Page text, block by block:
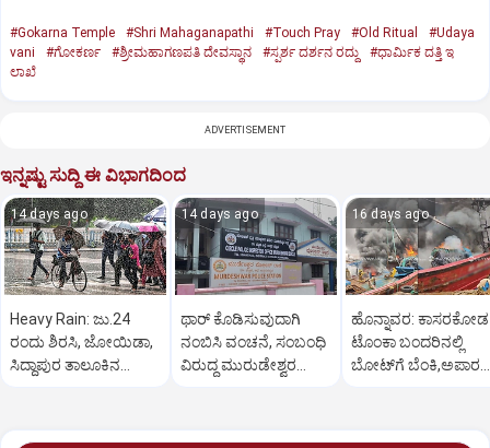
#Gokarna Temple #Shri Mahaganapathi #Touch Pray #Old Ritual
#Udaya
vani
#ಗೋಕರ್ಣ #ಶ್ರೀಮಹಾಗಣಪತಿ ದೇವಸ್ಥಾನ #ಸ್ಪರ್ಶ ದರ್ಶನ ರದ್ದು
#ಧಾರ್ಮಿಕ ದತ್ತಿ ಇ
ಲಾಖೆ
ADVERTISEMENT
ಇನ್ನಷ್ಟು ಸುದ್ದಿ ಈ ವಿಭಾಗದಿಂದ
14 days ago
Heavy Rain: ಜು.24
ರಂದು ಶಿರಸಿ, ಜೋಯಿಡಾ,
ಸಿದ್ದಾಪುರ ತಾಲೂಕಿನ
14 days ago
ಥಾರ್ ಕೊಡಿಸುವುದಾಗಿ
ನಂಬಿಸಿ ವಂಚನೆ, ಸಂಬಂಧಿ
ವಿರುದ್ಧ ಮುರುಡೇಶ್ವರ
16 days ago
ಹೊನ್ನಾವರ: ಕಾಸರಕೋಡ
ಟೊಂಕಾ ಬಂದರಿನಲ್ಲಿ
ಬೋಟ್‌ಗೆ ಬೆಂಕಿ,ಅಪಾರ